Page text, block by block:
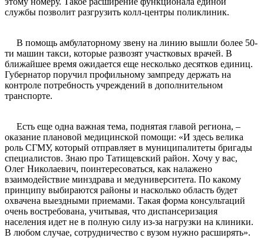
службы позволит разгрузить колл-центры поликлиник.
В помощь амбулаторному звену на линию вышли более 50-
ти машин такси, которые развозят участковых врачей. В
ближайшее время ожидается еще несколько десятков единиц.
Губернатор поручил профильному зампреду держать на
контроле потребность учреждений в дополнительном
транспорте.
Есть еще одна важная тема, поднятая главой региона, –
оказание плановой медицинской помощи: «И здесь велика
роль СГМУ, который отправляет в муниципалитеты бригады
специалистов. Знаю про Татищевский район. Хочу у вас,
Олег Николаевич, поинтересоваться, как налажено
взаимодействие минздрава и медуниверситета. По какому
принципу выбираются районы и насколько область будет
охвачена выездными приемами. Такая форма консультаций
очень востребована, учитывая, что диспансеризация
населения идет не в полную силу из-за нагрузки на клиники.
В любом случае, сотрудничество с вузом нужно расширять».